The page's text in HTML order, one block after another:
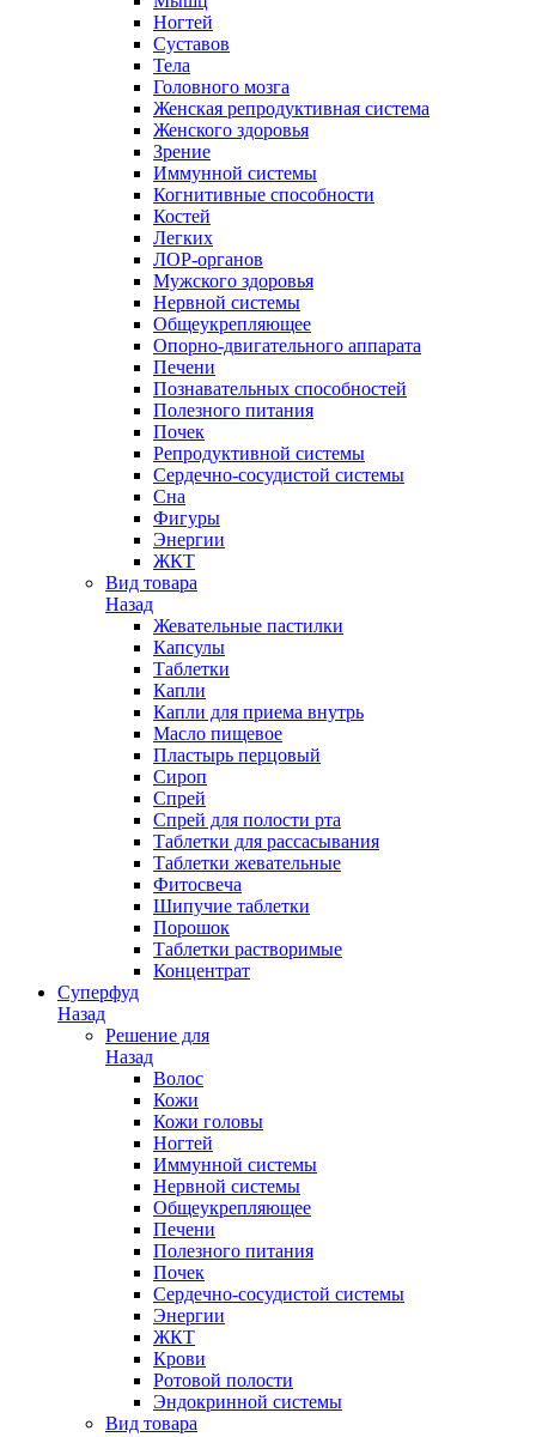
Ногтей
Суставов
Тела
Головного мозга
Женская репродуктивная система
Женского здоровья
Зрение
Иммунной системы
Когнитивные способности
Костей
Легких
ЛОР-органов
Мужского здоровья
Нервной системы
Общеукрепляющее
Опорно-двигательного аппарата
Печени
Познавательных способностей
Полезного питания
Почек
Репродуктивной системы
Сердечно-сосудистой системы
Сна
Фигуры
Энергии
ЖКТ
Вид товара
Назад
Жевательные пастилки
Капсулы
Таблетки
Капли
Капли для приема внутрь
Масло пищевое
Пластырь перцовый
Сироп
Спрей
Спрей для полости рта
Таблетки для рассасывания
Таблетки жевательные
Фитосвеча
Шипучие таблетки
Порошок
Таблетки растворимые
Концентрат
Суперфуд
Назад
Решение для
Назад
Волос
Кожи
Кожи головы
Ногтей
Иммунной системы
Нервной системы
Общеукрепляющее
Печени
Полезного питания
Почек
Сердечно-сосудистой системы
Энергии
ЖКТ
Крови
Ротовой полости
Эндокринной системы
Вид товара